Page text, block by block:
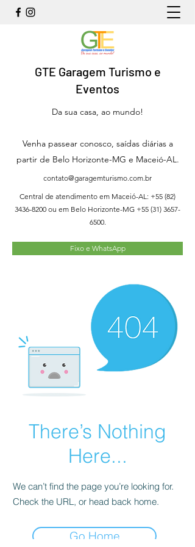
GTE Garagem Turismo e
Eventos
Da sua casa, ao mundo!
Venha passear conosco, saídas diárias a
partir de Belo Horizonte-MG e Maceió-AL.
contato@garagemturismo.com.br
Central de atendimento em Maceió-AL: +55 (82)
3436-8200 ou em Belo Horizonte-MG +55 (31) 3657-
6500.
Fixo e WhatsApp
There’s Nothing
Here...
We can’t find the page you’re looking for.
Check the URL, or head back home.
Go Home